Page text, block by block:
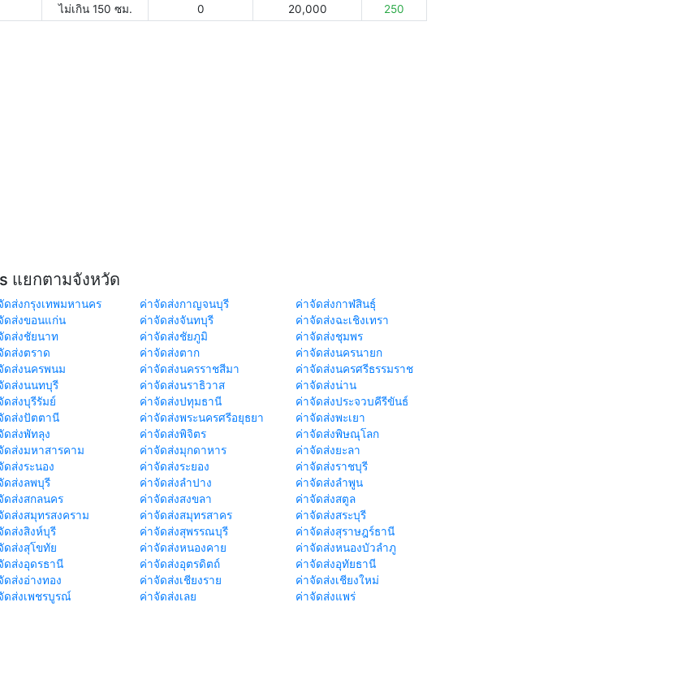
ไม่เกิน 150 ซม. 0 20,000 250
แยกตามจังหวัด
ดส่งกรุงเทพมหานคร ค่าจัดส่งกาญจนบุรี
ค่าจัดส่งกาฬสินธุ์
ดส่งขอนแก่น ค่าจัดส่งจันทบุรี
ค่าจัดส่งฉะเชิงเทรา
ดส่งชัยนาท ค่าจัดส่งชัยภูมิ
ค่าจัดส่งชุมพร
ดส่งตราด ค่าจัดส่งตาก
ค่าจัดส่งนครนายก
ดส่งนครพนม ค่าจัดส่งนครราชสีมา
ค่าจัดส่งนครศรีธรรมราช
ดส่งนนทบุรี ค่าจัดส่งนราธิวาส
ค่าจัดส่งน่าน
ดส่งบุรีรัมย์ ค่าจัดส่งปทุมธานี
ค่าจัดส่งประจวบคีรีขันธ์
ดส่งปัตตานี ค่าจัดส่งพระนครศรีอยุธยา
ค่าจัดส่งพะเยา
ดส่งพัทลุง ค่าจัดส่งพิจิตร
ค่าจัดส่งพิษณุโลก
ดส่งมหาสารคาม ค่าจัดส่งมุกดาหาร
ค่าจัดส่งยะลา
ดส่งระนอง ค่าจัดส่งระยอง
ค่าจัดส่งราชบุรี
ดส่งลพบุรี ค่าจัดส่งลำปาง
ค่าจัดส่งลำพูน
ดส่งสกลนคร ค่าจัดส่งสงขลา
ค่าจัดส่งสตูล
ดส่งสมุทรสงคราม ค่าจัดส่งสมุทรสาคร
ค่าจัดส่งสระบุรี
ดส่งสิงห์บุรี ค่าจัดส่งสุพรรณบุรี
ค่าจัดส่งสุราษฎร์ธานี
ดส่งสุโขทัย ค่าจัดส่งหนองคาย
ค่าจัดส่งหนองบัวลำภู
ดส่งอุดรธานี ค่าจัดส่งอุตรดิตถ์
ค่าจัดส่งอุทัยธานี
ดส่งอ่างทอง ค่าจัดส่งเชียงราย
ค่าจัดส่งเชียงใหม่
ดส่งเพชรบูรณ์ ค่าจัดส่งเลย
ค่าจัดส่งแพร่